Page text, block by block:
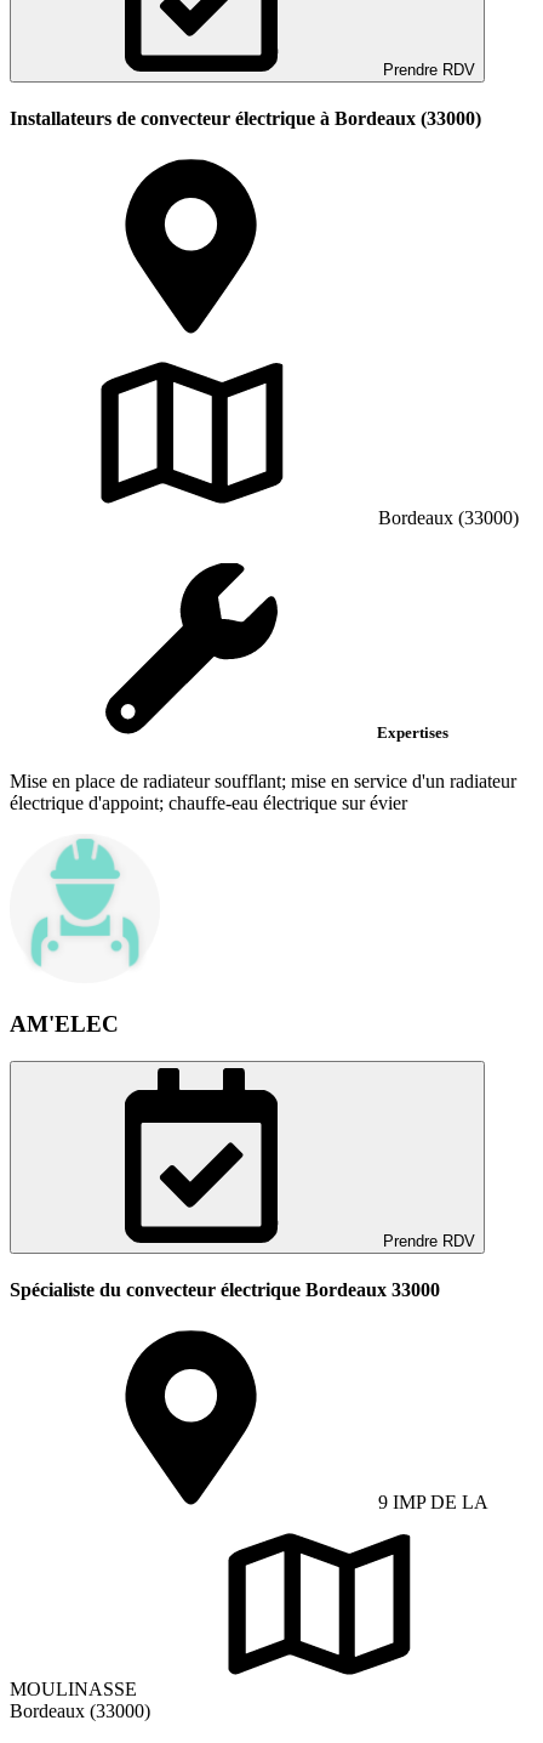
Prendre RDV
Installateurs de convecteur électrique à Bordeaux (33000)
Bordeaux (33000)
Expertises
Mise en place de radiateur soufflant; mise en service d'un radiateur
électrique d'appoint; chauffe-eau électrique sur évier
AM'ELEC
Prendre RDV
Spécialiste du convecteur électrique Bordeaux 33000
9 IMP DE LA
MOULINASSE
Bordeaux (33000)